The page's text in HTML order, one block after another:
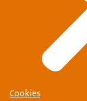
Cookies